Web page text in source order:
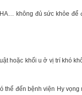
không đủ sức khỏe
hoặc khối u ở vị trí khó
thể đến bệnh viện Hy